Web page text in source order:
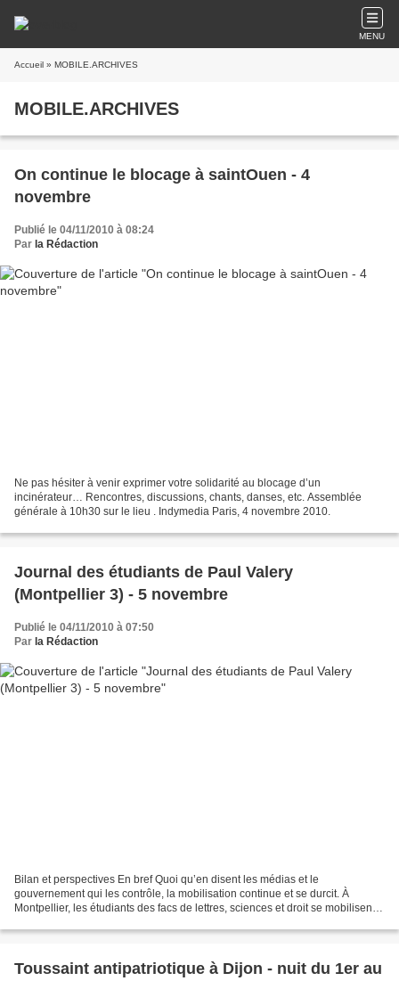
MENU
Accueil » MOBILE.ARCHIVES
MOBILE.ARCHIVES
On continue le blocage à saintOuen - 4
novembre
Publié le 04/11/2010 à 08:24
Par la Rédaction
Ne pas hésiter à venir exprimer votre solidarité au blocage d’un
incinérateur… Rencontres, discussions, chants, danses, etc. Assemblée
générale à 10h30 sur le lieu . Indymedia Paris, 4 novembre 2010.
Journal des étudiants de Paul Valery
(Montpellier 3) - 5 novembre
Publié le 04/11/2010 à 07:50
Par la Rédaction
Bilan et perspectives En bref Quoi qu’en disent les médias et le
gouvernement qui les contrôle, la mobilisation continue et se durcit. À
Montpellier, les étudiants des facs de lettres, sciences et droit se mobilisent
Toussaint antipatriotique à Dijon - nuit du 1er au